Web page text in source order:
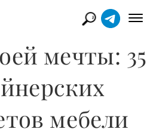
мечты: 35
мебели